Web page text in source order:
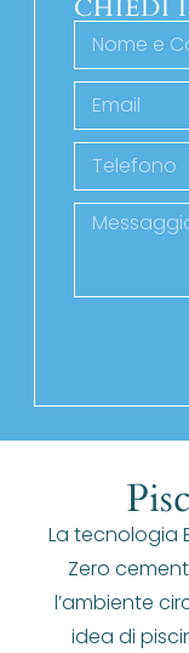
CHIEDI
La tecnologia
Zero
l’ambiente
idea di